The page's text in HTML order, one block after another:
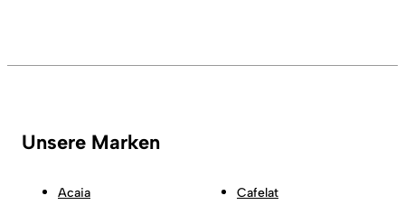
Unsere Marken
Acaia Cafelat